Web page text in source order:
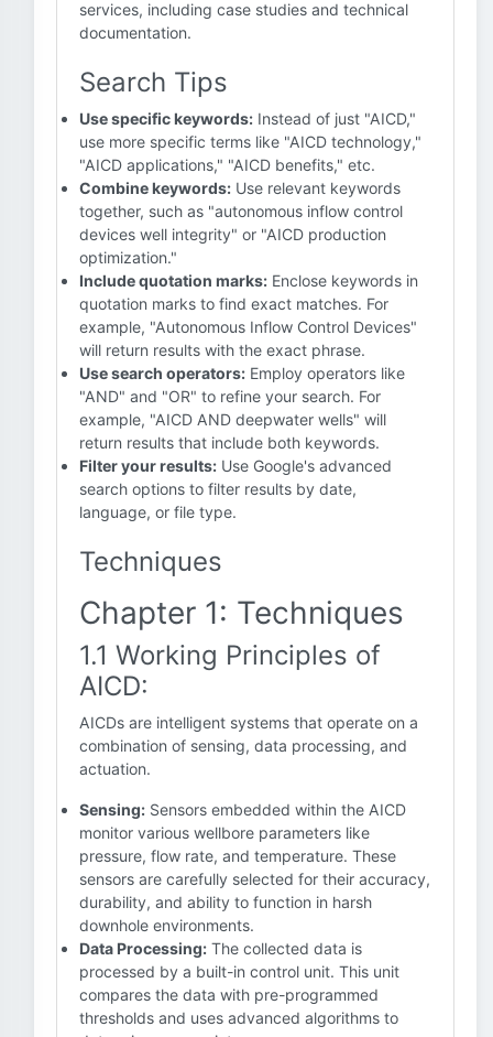
services, including case studies and technical
documentation.
Search Tips
Use specific keywords: Instead of just "AICD,"
use more specific terms like "AICD technology,"
"AICD applications," "AICD benefits," etc.
Combine keywords: Use relevant keywords
together, such as "autonomous inflow control
devices well integrity" or "AICD production
optimization."
Include quotation marks: Enclose keywords in
quotation marks to find exact matches. For
example, "Autonomous Inflow Control Devices"
will return results with the exact phrase.
Use search operators: Employ operators like
"AND" and "OR" to refine your search. For
example, "AICD AND deepwater wells" will
return results that include both keywords.
Filter your results: Use Google's advanced
search options to filter results by date,
language, or file type.
Techniques
Chapter 1: Techniques
1.1 Working Principles of
AICD:
AICDs are intelligent systems that operate on a
combination of sensing, data processing, and
actuation.
Sensing: Sensors embedded within the AICD
monitor various wellbore parameters like
pressure, flow rate, and temperature. These
sensors are carefully selected for their accuracy,
durability, and ability to function in harsh
downhole environments.
Data Processing: The collected data is
processed by a built-in control unit. This unit
compares the data with pre-programmed
thresholds and uses advanced algorithms to